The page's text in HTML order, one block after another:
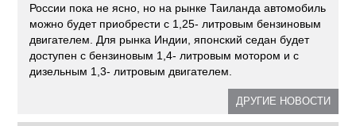
России пока не ясно, но на рынке Таиланда автомобиль
можно будет приобрести с 1,25- литровым бензиновым
двигателем. Для рынка Индии, японский седан будет
доступен с бензиновым 1,4- литровым мотором и с
дизельным 1,3- литровым двигателем.
ДРУГИЕ НОВОСТИ